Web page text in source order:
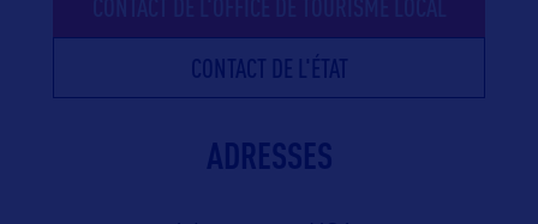
CONTACT DE L'ÉTAT
ADRESSES